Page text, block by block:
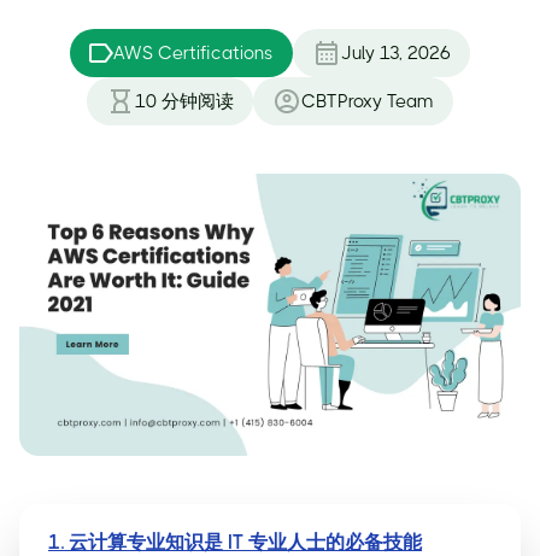
AWS Certifications July 13, 2026
10 分钟阅读 CBTProxy Team
1. 云计算专业知识是 IT 专业人士的必备技能